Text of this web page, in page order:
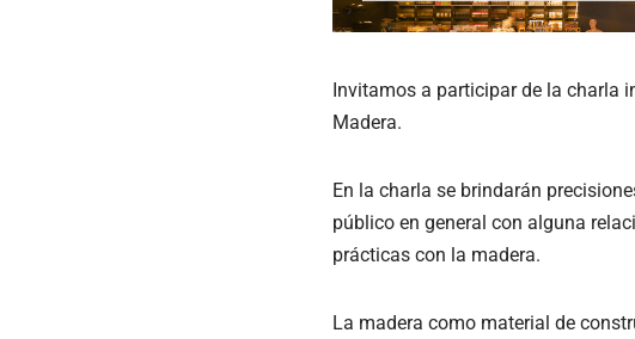
Invitamos a participar de la charla
Madera.
En la charla se brindarán
público en general con alguna
prácticas con la madera.
La madera como material de